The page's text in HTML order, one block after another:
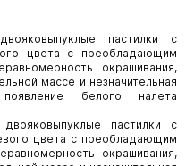
пастилки с
цвета с преобладающим
окрашивания,
массе и незначительная
белого налета
пастилки с
цвета с преобладающим
окрашивания,